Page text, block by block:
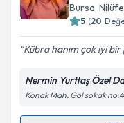
Bursa,
5 (20
Kübra hanım çok iyi bir
Nermin Yurttaş Özel
Konak Mah. Göl sokak